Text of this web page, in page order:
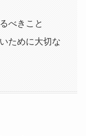
べきこと
ために大切な